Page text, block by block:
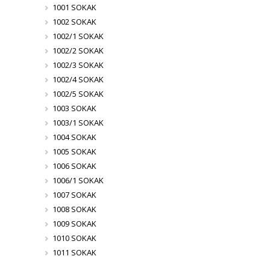
1001 SOKAK
1002 SOKAK
1002/1 SOKAK
1002/2 SOKAK
1002/3 SOKAK
1002/4 SOKAK
1002/5 SOKAK
1003 SOKAK
1003/1 SOKAK
1004 SOKAK
1005 SOKAK
1006 SOKAK
1006/1 SOKAK
1007 SOKAK
1008 SOKAK
1009 SOKAK
1010 SOKAK
1011 SOKAK